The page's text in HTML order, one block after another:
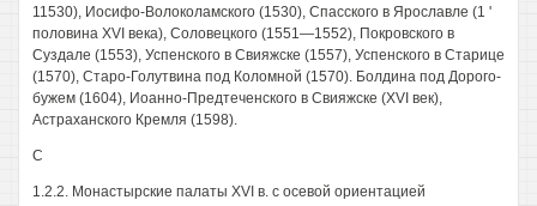
11530), Иосифо-Волоколамского (1530), Спасского в Ярославле (1 '
половина XVI века), Соловецкого (1551—1552), Покровского в
Суздале (1553), Успенского в Свияжске (1557), Успенского в Старице
(1570), Старо-Голутвина под Коломной (1570). Болдина под Дорого-
бужем (1604), Иоанно-Предтеченского в Свияжске (XVI век),
Астраханского Кремля (1598).
С
1.2.2. Монастырские палаты XVI в. с осевой ориентацией